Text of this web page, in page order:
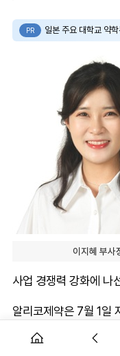
PR 일본 주요 대학교 약
이지혜 부사
사업 경쟁력 강화에 나
알리코제약은 7월 1일
김대훈 상무를 신임
다고 밝혔다.